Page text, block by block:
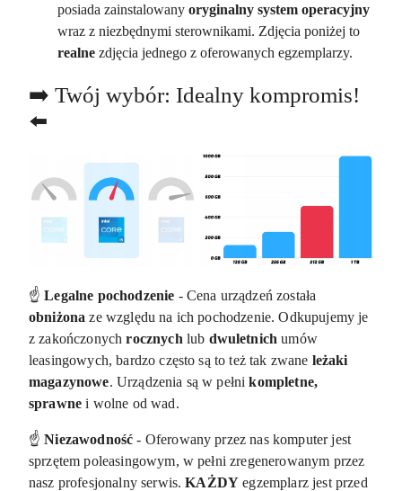
posiada zainstalowany oryginalny system operacyjny
wraz z niezbędnymi sterownikami. Zdjęcia poniżej to
realne zdjęcia jednego z oferowanych egzemplarzy.
➡️ Twój wybór: Idealny kompromis!
⬅️
☝️Legalne pochodzenie - Cena urządzeń została
obniżona ze względu na ich pochodzenie. Odkupujemy je
z zakończonychrocznych lub dwuletnich umów
leasingowych, bardzo często są to też tak zwane leżaki
magazynowe. Urządzenia są w pełnikompletne,
sprawne i wolne od wad.
☝️Niezawodność - Oferowany przez nas komputer jest
sprzętem poleasingowym, w pełni zregenerowanym przez
nasz profesjonalny serwis.KAŻDY egzemplarz jest przed